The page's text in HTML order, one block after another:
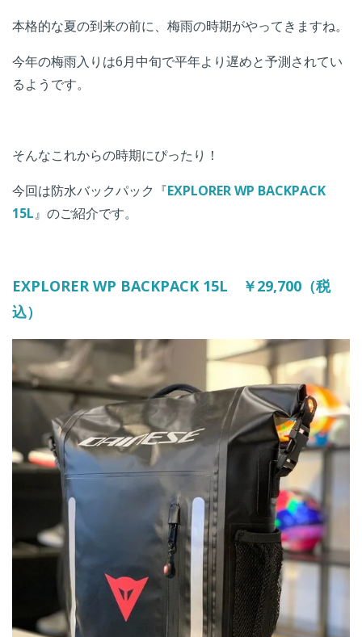
本格的な夏の到来の前に、梅雨の時期がやってきますね。
今年の梅雨入りは6月中旬で平年より遅めと予測されてい
るようです。
そんなこれからの時期にぴったり！
今回は防水バックパック『EXPLORER WP BACKPACK
15L』のご紹介です。
EXPLORER WP BACKPACK 15L ￥29,700（税
込）